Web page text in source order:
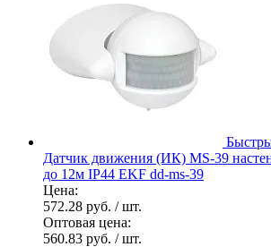
Датчик движения (ИК) MS-39
до 12м IP44 EKF dd-ms-39
Цена:
572.28 руб. / шт.
Оптовая цена:
560.83 руб. / шт.